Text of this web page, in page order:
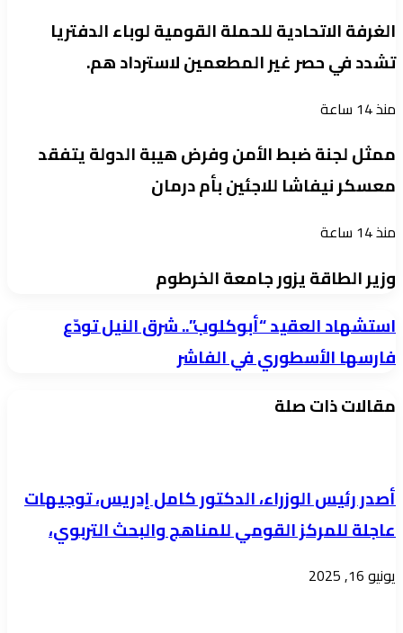
الغرفة الاتحادية للحملة القومية لوباء الدفتريا
تشدد في حصر غير المطعمين لاسترداد هم.
منذ 14 ساعة
ممثل لجنة ضبط الأمن وفرض هيبة الدولة يتفقد
معسكر نيفاشا للاجئين بأم درمان
منذ 14 ساعة
وزير الطاقة يزور جامعة الخرطوم
استشهاد
العقيد
“أبوكلوب”..
شرق
فارسها
الأسطوري
في
الفاشر
استشهاد العقيد “أبوكلوب”.. شرق النيل تودّع
فارسها الأسطوري في الفاشر
مقالات ذات صلة
أصدر رئيس الوزراء، الدكتور كامل إدريس، توجيهات
عاجلة للمركز القومي للمناهج والبحث التربوي،
يونيو 16, 2025